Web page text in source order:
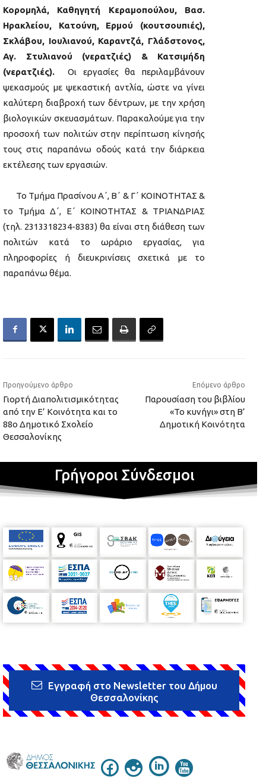
Κορομηλά, Καθηγητή Κεραμοπούλου, Βασ.
Ηρακλείου, Κατούνη, Ερμού (κουτσουπιές),
Σκλάβου, Ιουλιανού, Καραντζά, Γλάδστονος,
Αγ. Στυλιανού (νερατζιές) & Κατσιμήδη
(νερατζιές).Οι εργασίες θα περιλαμβάνουν
ψεκασμούς με ψεκαστική αντλία, ώστε να γίνει
καλύτερη διαβροχή των δέντρων, με την χρήση
βιολογικών σκευασμάτων. Παρακαλούμε για την
προσοχή των πολιτών στην περίπτωση κίνησής
τους στις παραπάνω οδούς κατά την διάρκεια
εκτέλεσης των εργασιών.
Το Τμήμα Πρασίνου Α΄, Β΄ & Γ΄ ΚΟΙΝΟΤΗΤΑΣ &
το Τμήμα Δ΄, Ε΄ ΚΟΙΝΟΤΗΤΑΣ & ΤΡΙΑΝΔΡΙΑΣ
(τηλ. 2313318234-8383) θα είναι στη διάθεση των
πολιτών κατά το ωράριο εργασίας, για
πληροφορίες ή διευκρινίσεις σχετικά με το
παραπάνω θέμα.
Προηγούμενο άρθρο
Γιορτή Διαπολιτισμικότητας
από την Ε’ Κοινότητα και το
88ο Δημοτικό Σχολείο
Θεσσαλονίκης
Επόμενο άρθρο
Παρουσίαση του βιβλίου
«Το κυνήγι» στη Β’
Δημοτική Κοινότητα
Γρήγοροι Σύνδεσμοι
Εγγραφή στο Newsletter του Δήμου
Θεσσαλονίκης